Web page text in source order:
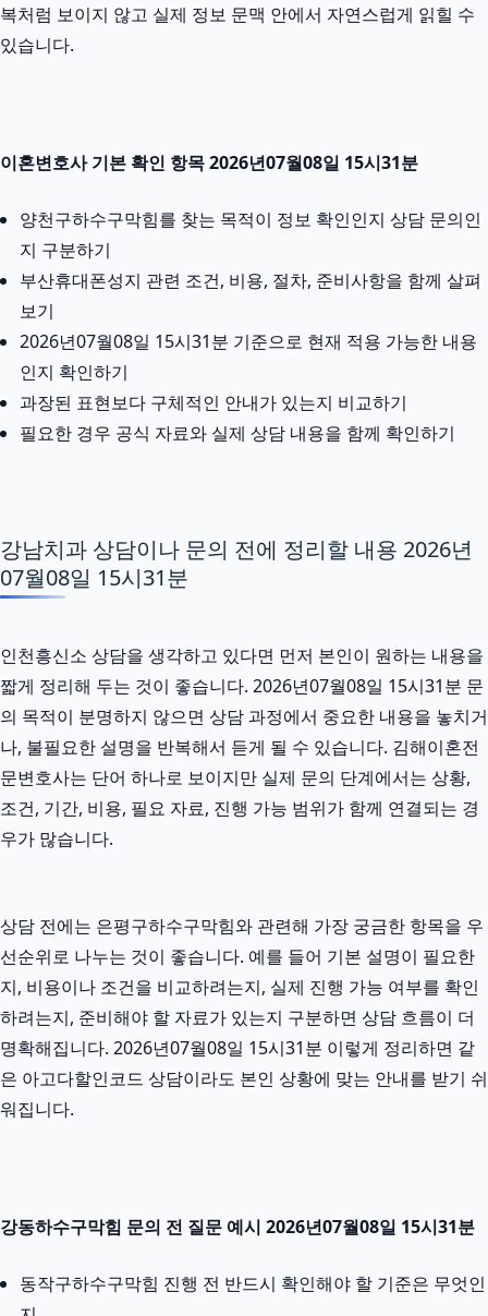
복처럼 보이지 않고 실제 정보 문맥 안에서 자연스럽게 읽힐 수
있습니다.
이혼변호사 기본 확인 항목 2026년07월08일 15시31분
양천구하수구막힘를 찾는 목적이 정보 확인인지 상담 문의인
지 구분하기
부산휴대폰성지 관련 조건, 비용, 절차, 준비사항을 함께 살펴
보기
2026년07월08일 15시31분 기준으로 현재 적용 가능한 내용
인지 확인하기
과장된 표현보다 구체적인 안내가 있는지 비교하기
필요한 경우 공식 자료와 실제 상담 내용을 함께 확인하기
강남치과 상담이나 문의 전에 정리할 내용 2026년
07월08일 15시31분
인천흥신소 상담을 생각하고 있다면 먼저 본인이 원하는 내용을
짧게 정리해 두는 것이 좋습니다. 2026년07월08일 15시31분 문
의 목적이 분명하지 않으면 상담 과정에서 중요한 내용을 놓치거
나, 불필요한 설명을 반복해서 듣게 될 수 있습니다. 김해이혼전
문변호사는 단어 하나로 보이지만 실제 문의 단계에서는 상황,
조건, 기간, 비용, 필요 자료, 진행 가능 범위가 함께 연결되는 경
우가 많습니다.
상담 전에는 은평구하수구막힘와 관련해 가장 궁금한 항목을 우
선순위로 나누는 것이 좋습니다. 예를 들어 기본 설명이 필요한
지, 비용이나 조건을 비교하려는지, 실제 진행 가능 여부를 확인
하려는지, 준비해야 할 자료가 있는지 구분하면 상담 흐름이 더
명확해집니다. 2026년07월08일 15시31분 이렇게 정리하면 같
은 아고다할인코드 상담이라도 본인 상황에 맞는 안내를 받기 쉬
워집니다.
강동하수구막힘 문의 전 질문 예시 2026년07월08일 15시31분
동작구하수구막힘 진행 전 반드시 확인해야 할 기준은 무엇인